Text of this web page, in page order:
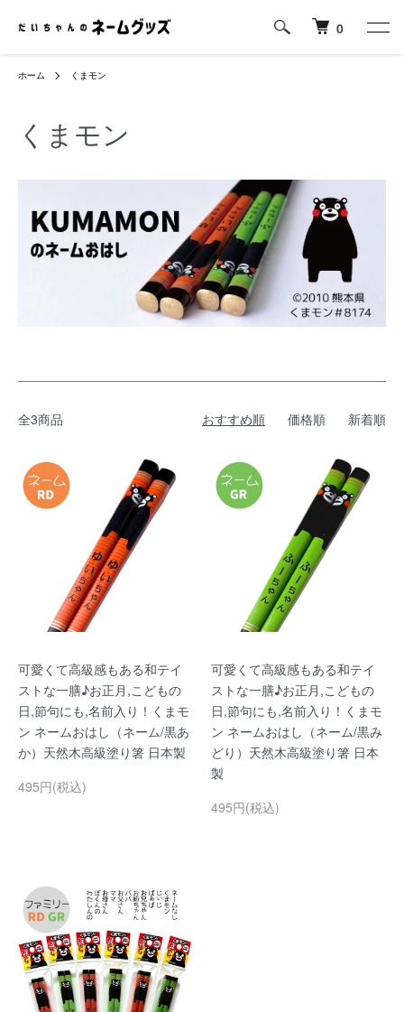
0
ホーム くまモン
くまモン
全3商品 おすすめ順 価格順 新着順
可愛くて高級感もある和テイ
ストな一膳♪お正月,こどもの
日,節句にも,名前入り！くまモ
ン ネームおはし（ネーム/黒あ
か）天然木高級塗り箸 日本製
495円(税込)
可愛くて高級感もある和テイ
ストな一膳♪お正月,こどもの
日,節句にも,名前入り！くまモ
ン ネームおはし（ネーム/黒み
どり）天然木高級塗り箸 日本
製
495円(税込)